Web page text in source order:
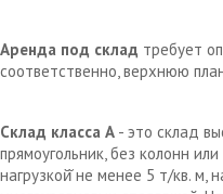
Аренда под склад требует
соответственно, верхнюю
Склад класса А - это склад
прямоугольник, без колонн
нагрузкой̆ не менее 5 т/кв. м,